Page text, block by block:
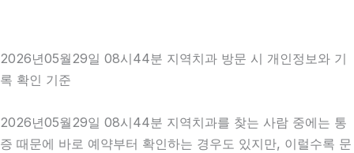
2026년05월29일 08시44분 지역치과 방문 시 개인정보와 기
록 확인 기준
2026년05월29일 08시44분 지역치과를 찾는 사람 중에는 통
증 때문에 바로 예약부터 확인하는 경우도 있지만, 이럴수록 문